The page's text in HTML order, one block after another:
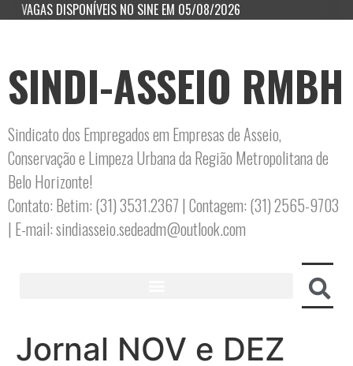
VAGAS DISPONÍVEIS NO SINE EM 05/08/2026
SINDI-ASSEIO RMBH
Sindicato dos Empregados em Empresas de Asseio,
Conservação e Limpeza Urbana da Região Metropolitana de
Belo Horizonte!
Contato: Betim: (31) 3531.2367 | Contagem: (31) 2565-9703
| E-mail: sindiasseio.sedeadm@outlook.com
Jornal NOV e DEZ